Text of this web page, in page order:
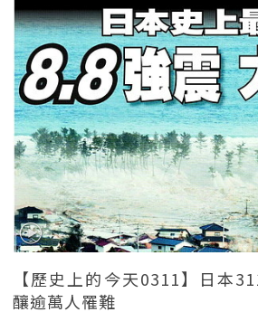
【歷史上的今天0311】日本
釀逾萬人罹難